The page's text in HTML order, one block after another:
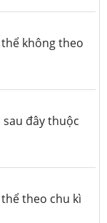
không theo
đây thuộc
theo chu kì